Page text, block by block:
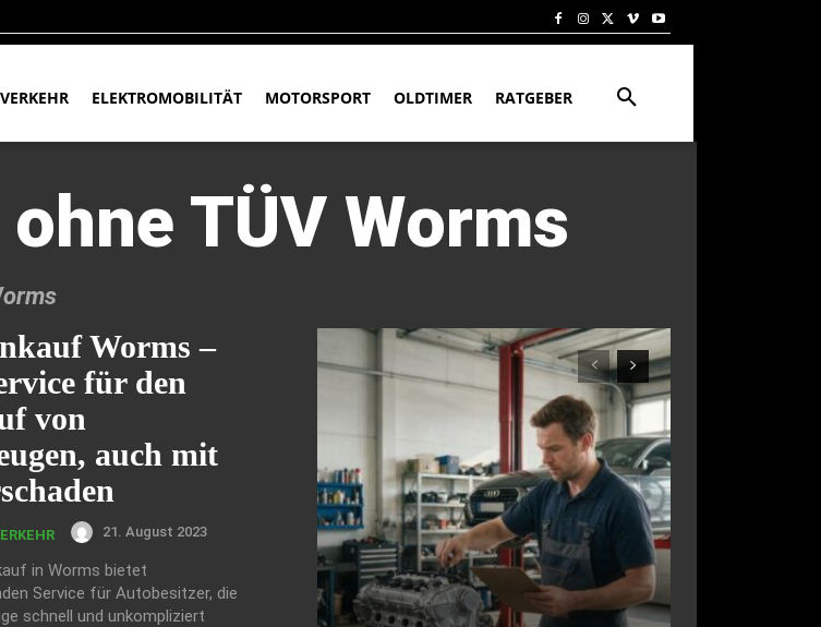
ELEKTROMOBILITÄT MOTORSPORT OLDTIMER RATGEBER
TÜV Worms
Worms –
für den
von
auch mit
21. August 2023
in Worms bietet
Service für Autobesitzer, die
schnell und unkompliziert